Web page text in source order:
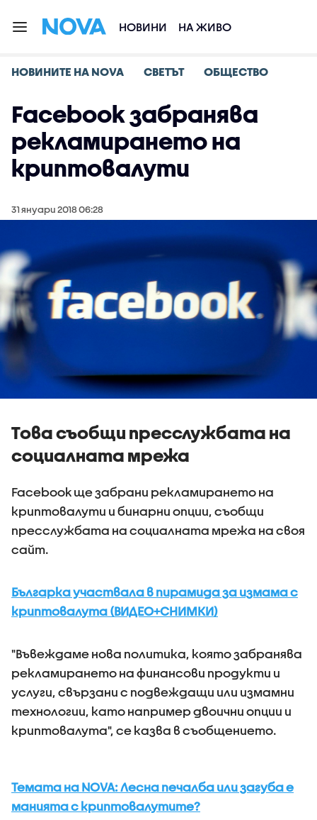
НОВИНИ НА ЖИВО
НОВИНИТЕ НА NOVA СВЕТЪТ ОБЩЕСТВО
Facebook забранява
рекламирането на
криптовалути
31 януари 2018 06:28
Това съобщи пресслужбата на
социалната мрежа
Facebook ще забрани рекламирането на
криптовалути и бинарни опции, съобщи
пресслужбата на социалната мрежа на своя
сайт.
Българка участвала в пирамида за измама с
криптовалута (ВИДЕО+СНИМКИ)
"Въвеждаме нова политика, която забранява
рекламирането на финансови продукти и
услуги, свързани с подвеждащи или измамни
технологии, като например двоични опции и
криптовалута", се казва в съобщението.
Темата на NOVA: Лесна печалба или загуба е
манията с криптовалутите?